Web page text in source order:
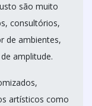
são muito
consultórios,
de ambientes,
amplitude.
artísticos como